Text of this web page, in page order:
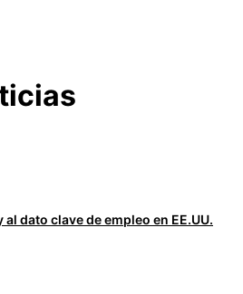
dato clave de empleo en EE.UU.